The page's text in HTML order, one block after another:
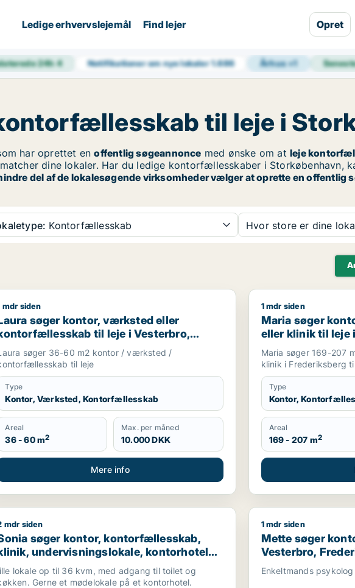
Ledige erhvervslejemål Find lejer Opret
24h4 Notifikationer om nye lokaler1.686 Århus+1
til leje i
har oprettet enoffentlig søgeannonce med ønske om atleje
dine lokaler. Har du ledige kontorfællesskaber i Storkøbenhavn,
del af de lokalesøgende virksomheder vælger at oprette en offentlig
Kontorfællesskab Hvor store er dine
til leje i Roskilde
søger kontor, værksted eller kontorfællesskab til leje i Vesterbro,
mdr siden
søger kontor, værksted eller
til leje i Vesterbro,
eller Nørrebro m.fl.
søger 36-60 m2 kontor / værksted /
til leje
Type
Kontor, Værksted, Kontorfællesskab
Areal
36 - 60 m2
Max. per måned
10.000 DKK
Mere info
Maria søger
1 mdr siden
Maria søger
eller klinik til leje
Maria søger 169-207
klinik i Frederiksberg
Type
Kontor,
Areal
169 - 207 m2
Ksøger kontor, kontorfællesskab, klinik, undervisningslokale,
mdr siden
søger kontor, kontorfællesskab,
undervisningslokale, kontorhotel
klinikfællesskab til leje i Rødovre,
eller Skovlunde m.fl.
lokale op til 36 kvm, med adgang til toilet og
Gerne et mødelokale på et kontorhotel.
Mette søger
1 mdr siden
Mette søger
Vesterbro,
m.fl.
Enkeltmands